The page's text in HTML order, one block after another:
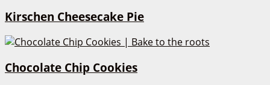
Kirschen Cheesecake Pie
Chocolate Chip Cookies